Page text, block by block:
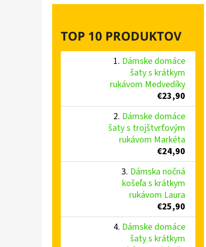
TOP 10 PRODUKTOV
Dámske domáce
šaty s krátkym
rukávom Medvedíky
€23,90
Dámske domáce
šaty s trojštvrťovým
rukávom Markéta
€24,90
Dámska nočná
košeľa s krátkym
rukávom Laura
€25,90
Dámske domáce
šaty s krátkym